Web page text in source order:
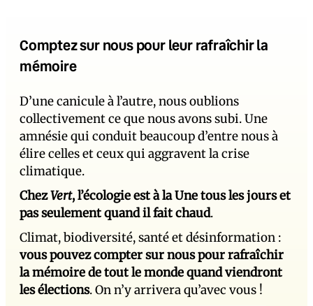
Comptez sur nous pour leur rafraîchir la
mémoire
D’une canicule à l’autre, nous oublions
collectivement ce que nous avons subi. Une
amnésie qui conduit beaucoup d’entre nous à
élire celles et ceux qui aggravent la crise
climatique.
ChezVert, l’écologie est à la Une tous les jours et
pas seulement quand il fait chaud.
Climat, biodiversité, santé et désinformation :
vous pouvez compter sur nous pour rafraîchir
la mémoire de tout le monde quand viendront
les élections. On n’y arrivera qu’avec vous !